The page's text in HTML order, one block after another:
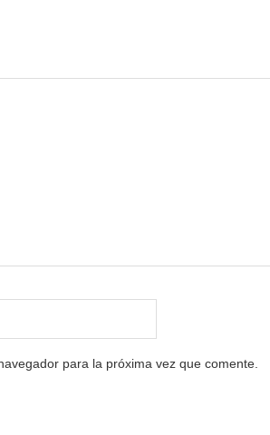
para la próxima vez que comente.